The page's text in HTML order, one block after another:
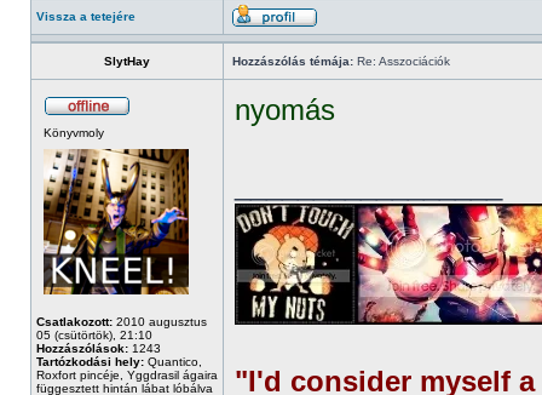
Vissza a tetejére
SlytHay Hozzászólás témája: Re: Asszociációk
Könyvmoly
Csatlakozott: 2010 augusztus
05 (csütörtök), 21:10
Hozzászólások: 1243
Tartózkodási hely: Quantico,
Roxfort pincéje, Yggdrasil ágaira
függesztett hintán lábat lóbálva
nyomás
"I'd consider myself